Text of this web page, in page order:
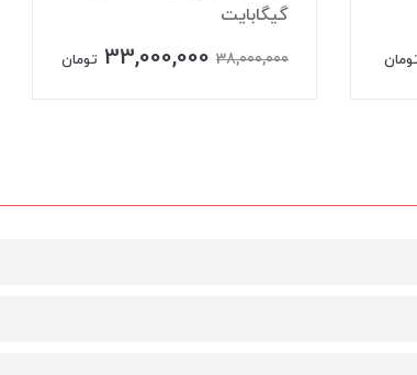
گیگابایت
38,000,000
33,000,000 تومان